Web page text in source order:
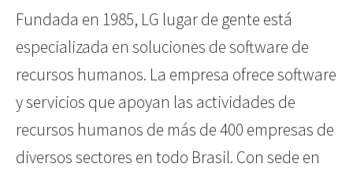
Fundada en 1985, LG lugar de gente está
especializada en soluciones de software de
recursos humanos. La empresa ofrece software
y servicios que apoyan las actividades de
recursos humanos de más de 400 empresas de
diversos sectores en todo Brasil. Con sede en